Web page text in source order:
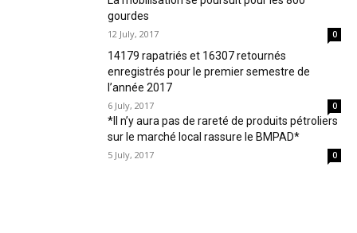
gourdes
12 July, 2017 0
14179 rapatriés et 16307 retournés
enregistrés pour le premier semestre de
l’année 2017
6 July, 2017 0
*Il n’y aura pas de rareté de produits pétroliers
sur le marché local rassure le BMPAD*
5 July, 2017 0